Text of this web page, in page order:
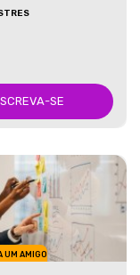
SE
UM AMIGO